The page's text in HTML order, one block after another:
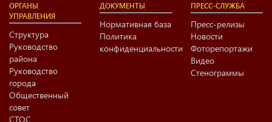
ОРГАНЫ
УПРАВЛЕНИЯ
Структура
Руководство
района
Руководство
города
Общественный
совет
СТОС
ДОКУМЕНТЫ
Нормативная база
Политика
конфиденциальности
ПРЕСС-СЛУЖБА
Пресс-релизы
Новости
Фоторепортажи
Видео
Стенограммы